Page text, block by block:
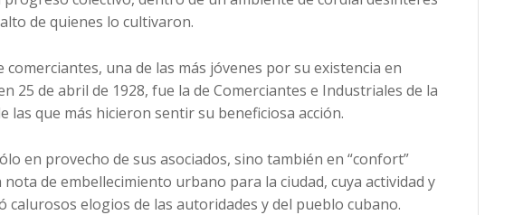
de quienes lo cultivaron.
una de las más jóvenes por su existencia en
25 de abril de 1928, fue la de Comerciantes e Industriales de la
las que más hicieron sentir su beneficiosa acción.
en provecho de sus asociados, sino también en “confort”
de embellecimiento urbano para la ciudad, cuya actividad y
calurosos elogios de las autoridades y del pueblo cubano.